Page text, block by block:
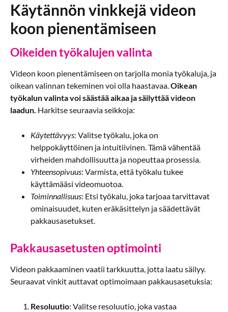
Käytännön vinkkejä videon
koon pienentämiseen
Oikeiden työkalujen valinta
Videon koon pienentämiseen on tarjolla monia työkaluja, ja
oikean valinnan tekeminen voi olla haastavaa.Oikean
työkalun valinta voi säästää aikaa ja säilyttää videon
laadun. Harkitse seuraavia seikkoja:
Käytettävyys: Valitse työkalu, joka on
helppokäyttöinen ja intuitiivinen. Tämä vähentää
virheiden mahdollisuutta ja nopeuttaa prosessia.
Yhteensopivuus: Varmista, että työkalu tukee
käyttämääsi videomuotoa.
Toiminnallisuus: Etsi työkalu, joka tarjoaa tarvittavat
ominaisuudet, kuten eräkäsittelyn ja säädettävät
pakkausasetukset.
Pakkausasetusten optimointi
Videon pakkaaminen vaatii tarkkuutta, jotta laatu säilyy.
Seuraavat vinkit auttavat optimoimaan pakkausasetuksia:
Resoluutio: Valitse resoluutio, joka vastaa